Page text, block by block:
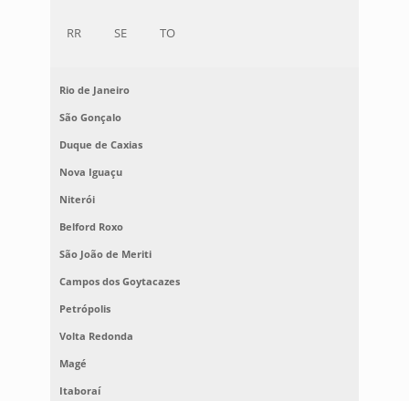
RR SE TO
Rio de Janeiro
São Gonçalo
Duque de Caxias
Nova Iguaçu
Niterói
Belford Roxo
São João de Meriti
Campos dos Goytacazes
Petrópolis
Volta Redonda
Magé
Itaboraí